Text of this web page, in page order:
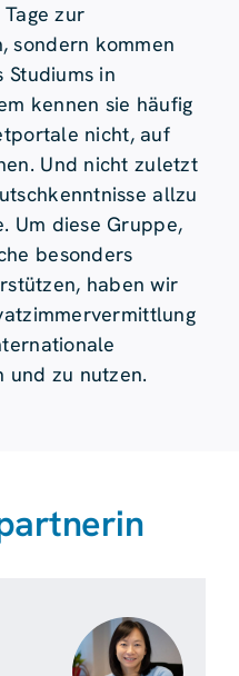
zur
sondern kommen
Studiums in
kennen sie häufig
nicht, auf
Und nicht zuletzt
allzu
Um diese Gruppe,
besonders
haben wir
und zu nutzen.